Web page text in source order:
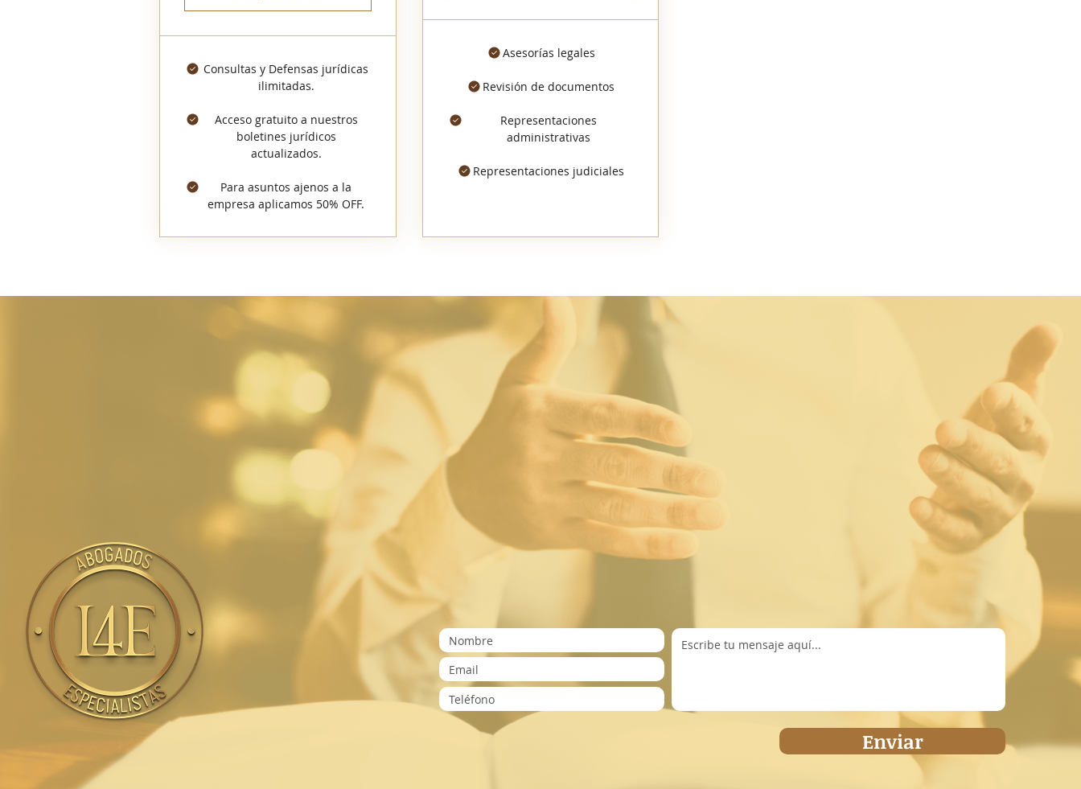
Consultas y Defensas jurídicas
ilimitadas.
Acceso gratuito a nuestros
boletines jurídicos
actualizados.
Para asuntos ajenos a la
empresa aplicamos 50% OFF.
Asesorías legales
Revisión de documentos
Representaciones
administrativas
Representaciones judiciales
CONTÁCTANOS
preparado para asistirte en cualquier
Dirección
Carrera 65 No 58-88 Barranquilla, Atlántico, Colombia.
lawyersforeveryone@gmail.com
Teléfonos:
+57 300 8189898
+57 316 2849211
Para preguntas generales, por favor completa el siguiente formulario:
Enviar